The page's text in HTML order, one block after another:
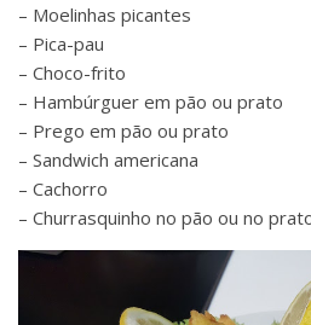
– Moelinhas picantes
– Pica-pau
– Choco-frito
– Hambúrguer em pão ou prato
– Prego em pão ou prato
– Sandwich americana
– Cachorro
– Churrasquinho no pão ou no